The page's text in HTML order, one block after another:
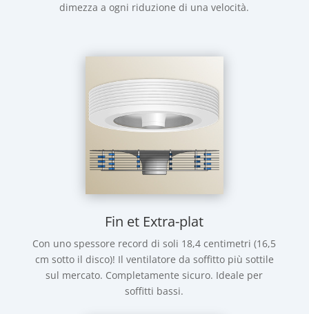
dimezza a ogni riduzione di una velocità.
Fin et Extra-plat
Con uno spessore record di soli 18,4 centimetri (16,5
cm sotto il disco)! Il ventilatore da soffitto più sottile
sul mercato. Completamente sicuro. Ideale per
soffitti bassi.